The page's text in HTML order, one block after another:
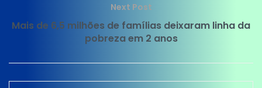
Next Post
Mais de 6,5 milhões de famílias deixaram linha da
pobreza em 2 anos